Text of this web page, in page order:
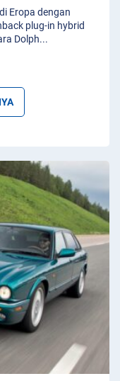
Eropa dengan
plug-in hybrid
Dolph...